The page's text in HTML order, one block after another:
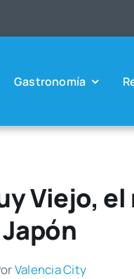
Gas­tro­no­mía
Viejo,
Japón
Valen­cia City